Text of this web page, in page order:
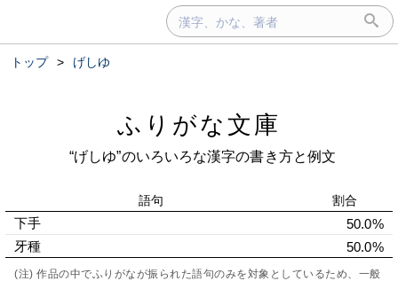
トップ > げしゆ
ふりがな文庫
“げしゆ”のいろいろな漢字の書き方と例文
語句 割合
下手
50.0%
牙種
50.0%
(注) 作品の中でふりがなが振られた語句のみを対象としているため、一般